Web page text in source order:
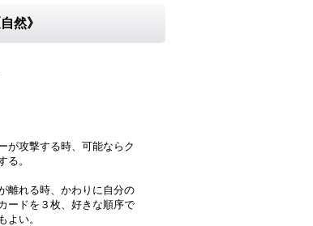
然》
が攻撃する時、可能ならク
る。
離れる時、かわりに自分の
ードを３枚、好きな順序で
よい。